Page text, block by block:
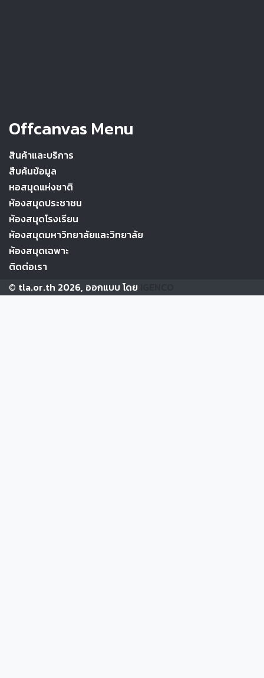
Offcanvas Menu
สินค้าและบริการ
สืบค้นข้อมูล
หอสมุดแห่งชาติ
ห้องสมุดประชาชน
ห้องสมุดโรงเรียน
ห้องสมุดมหาวิทยาลัยและวิทยาลัย
ห้องสมุดเฉพาะ
ติดต่อเรา
© tla.or.th 2026, ออกแบบ โดย